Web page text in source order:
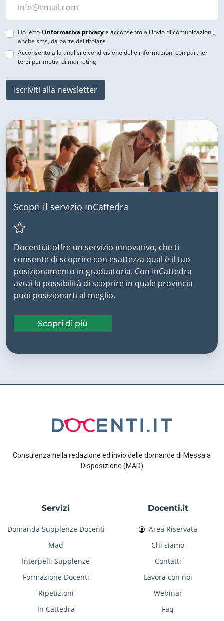
Ho letto l'informativa privacye acconsento all'invio di comunicazioni,
anche sms, da parte del titolare
Acconsento alla analisi e condivisione delle informazioni con partner
terzi per motivi di marketing
Iscriviti alla newsletter
Scopri il servizio InCattedra
Docenti.it offre un servizio innovativo, che ti
consente di scoprire con esattezza qual è il tuo
posizionamento in graduatoria. Con InCattedra
avrai la possibilità di scoprire in quale provincia
puoi posizionarti al meglio.
Scopri di più
Consulenza nella redazione ed invio delle domande di Messa a
Disposizione (MAD)
Servizi
Domanda Supplenze Docenti
Mad
Interpelli Supplenze
Formazione Docenti
Ripetizioni
In Cattedra
Docenti.it
Area Riservata
Chi siamo
Contatti
Lavora con noi
Webinar
Faq